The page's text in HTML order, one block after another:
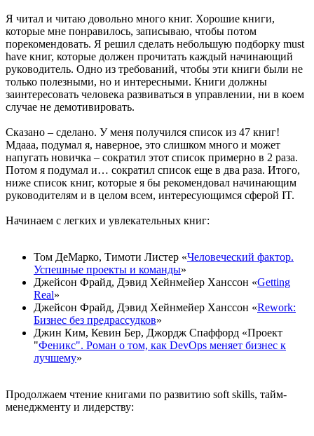
Я читал и читаю довольно много книг. Хорошие книги,
которые мне понравилось, записываю, чтобы потом
порекомендовать. Я решил сделать небольшую подборку must
have книг, которые должен прочитать каждый начинающий
руководитель. Одно из требований, чтобы эти книги были не
только полезными, но и интересными. Книги должны
заинтересовать человека развиваться в управлении, ни в коем
случае не демотивировать.
Сказано – сделано. У меня получился список из 47 книг!
Мдааа, подумал я, наверное, это слишком много и может
напугать новичка – сократил этот список примерно в 2 раза.
Потом я подумал и… сократил список еще в два раза. Итого,
ниже список книг, которые я бы рекомендовал начинающим
руководителям и в целом всем, интересующимся сферой IT.
Начинаем с легких и увлекательных книг:
Том ДеМарко, Тимоти Листер «Человеческий фактор.
Успешные проекты и команды»
Джейсон Фрайд, Дэвид Хейнмейер Ханссон «Getting
Real»
Джейсон Фрайд, Дэвид Хейнмейер Ханссон «Rework:
Бизнес без предрассудков»
Джин Ким, Кевин Бер, Джордж Спаффорд «Проект
"Феникс". Роман о том, как DevOps меняет бизнес к
лучшему»
Продолжаем чтение книгами по развитию soft skills, тайм-
менеджменту и лидерству: